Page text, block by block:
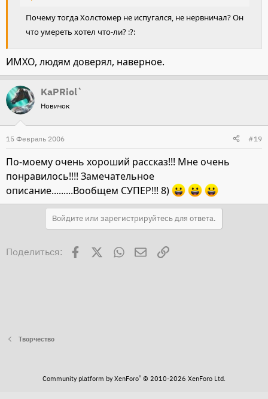
Почему тогда Холстомер не испугался, не нервничал? Он
что умереть хотел что-ли? :?:
ИМХО, людям доверял, наверное.
KaPRiol`
Новичок
15 Февраль 2006 #19
По-моему очень хороший рассказ!!! Мне очень
понравилось!!!! Замечательное
описание.........Вообщем СУПЕР!!! 8)
Войдите или зарегистрируйтесь для ответа.
Поделиться: Facebook WhatsAppЭлектронная почта
Ссылка
Творчество
Community platform by XenForo® © 2010-2026 XenForo Ltd.